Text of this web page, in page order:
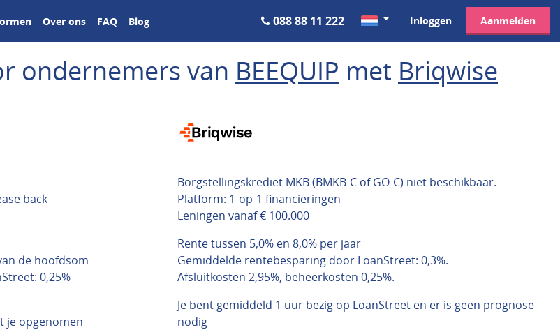
Over ons FAQ Blog 088 88 11 222 Inloggen Aanmelden
ondernemers van BEEQUIP met Briqwise
back
Borgstellingskrediet MKB (BMKB-C of GO-C) niet beschikbaar.
Platform: 1-op-1 financieringen
Leningen vanaf € 100.000
de hoofdsom
0,25%
Rente tussen 5,0% en 8,0% per jaar
Gemiddelde rentebesparing door LoanStreet: 0,3%.
Afsluitkosten 2,95%, beheerkosten 0,25%.
je opgenomen
Je bent gemiddeld 1 uur bezig op LoanStreet en er is geen prognose
nodig